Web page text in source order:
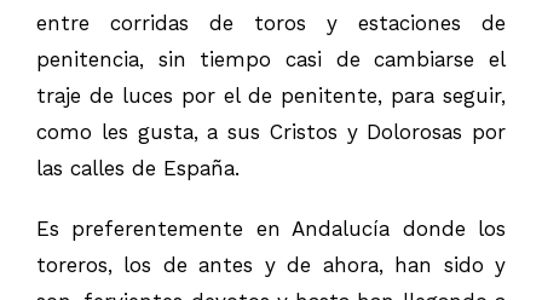
entre corridas de toros y estaciones de
penitencia, sin tiempo casi de cambiarse el
traje de luces por el de penitente, para seguir,
como les gusta, a sus Cristos y Dolorosas por
las calles de España.
Es preferentemente en Andalucía donde los
toreros, los de antes y de ahora, han sido y